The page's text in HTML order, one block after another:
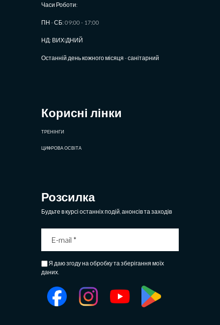
Часи Роботи:
ПН - СБ: 09:00 - 17:00
НД: ВИХIДНИЙ
Останній день кожного місяця - санітарний
Корисні лінки
ТРЕНІНГИ
ЦИФРОВА ОСВІТА
Розсилка
Будьте в курсі останніх подій, анонсів та заходів
Я даю згоду на обробку та зберігання моїх
даних.